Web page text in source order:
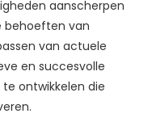
aanscherpen
behoeften van
van actuele
en succesvolle
ontwikkelen die